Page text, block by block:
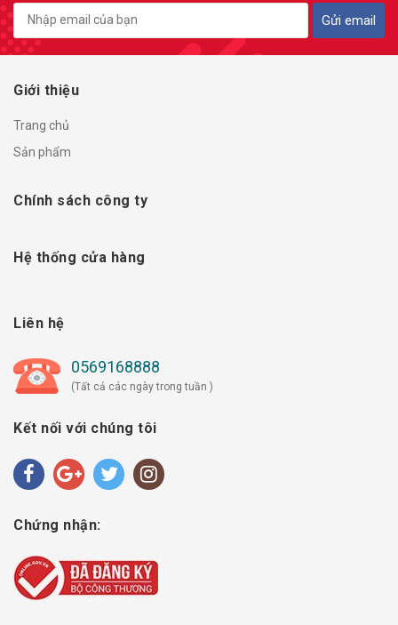
Gửi email
Giới thiệu
Trang chủ
Sản phẩm
Chính sách công ty
Hệ thống cửa hàng
Liên hệ
0569168888
(Tất cả các ngày trong tuần )
Kết nối với chúng tôi
Chứng nhận: